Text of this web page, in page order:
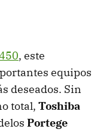
, este
equipos
deseados. Sin
total, Toshiba
Portege